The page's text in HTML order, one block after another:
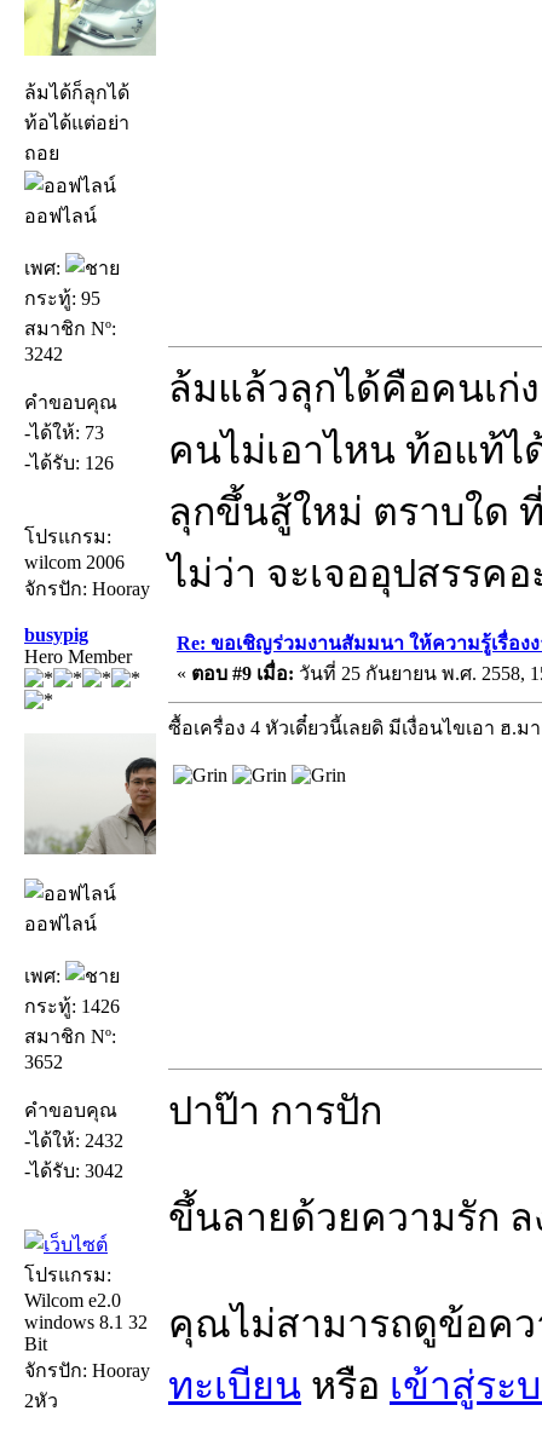
ล้มได้ก็ลุกได้
ท้อได้แต่อย่า
ถอย
ออฟไลน์
เพศ:
กระทู้: 95
สมาชิก Nº:
3242
คำขอบคุณ
-ได้ให้: 73
-ได้รับ: 126
โปรแกรม:
wilcom 2006
จักรปัก: Hooray
ล้มแล้วลุกได้คือคนเก่
คนไม่เอาไหน ท้อแท้ไ
ลุกขึ้นสู้ใหม่ ตราบใด
ไม่ว่า จะเจออุปสรรค
busypig
Hero Member
ออฟไลน์
เพศ:
กระทู้: 1426
สมาชิก Nº:
3652
คำขอบคุณ
-ได้ให้: 2432
-ได้รับ: 3042
โปรแกรม:
Wilcom e2.0
windows 8.1 32
Bit
จักรปัก: Hooray
2หัว
Re: ขอเชิญร่วมงานสัมมนา ให้ความรู้เรื่อง
« ตอบ #9 เมื่อ: วันที่ 25 กันยายน พ.ศ. 2558,
ซื้อเครื่อง 4 หัวเดี๋ยวนี้เลยดิ มีเงื่อนไขเอา ฮ.
ปาป๊า การปัก
ขึ้นลายด้วยความรัก
คุณไม่สามารถดูข้อค
ทะเบียน หรือ เข้าสู่ระ